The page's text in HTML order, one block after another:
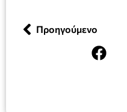
Προηγούμενο